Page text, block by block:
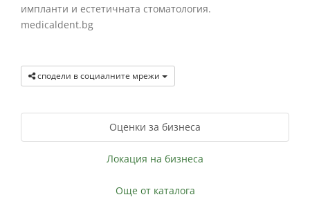
импланти и естетичната стоматология.
medicaldent.bg
сподели в социалните мрежи
Оценки за бизнеса
Локация на бизнеса
Още от каталога